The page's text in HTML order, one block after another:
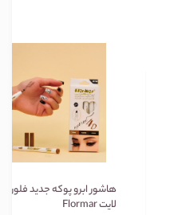
هاشور ابرو پوکه جدید
لایت Flormar